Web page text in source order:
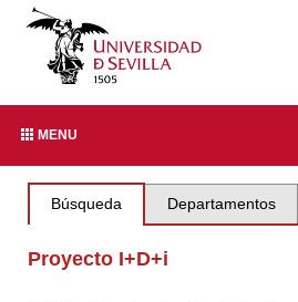
MENU
Búsqueda Departamentos
Proyecto I+D+i